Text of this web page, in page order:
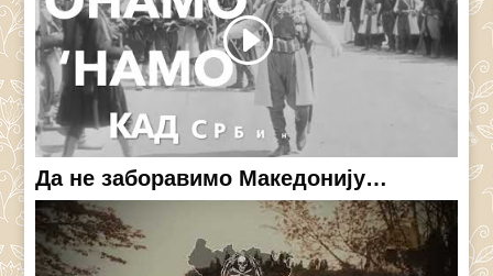
Да не заборавимо Македонију…